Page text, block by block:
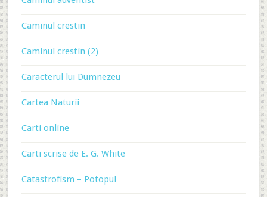
Caminul crestin
Caminul crestin (2)
Caracterul lui Dumnezeu
Cartea Naturii
Carti online
Carti scrise de E. G. White
Catastrofism – Potopul